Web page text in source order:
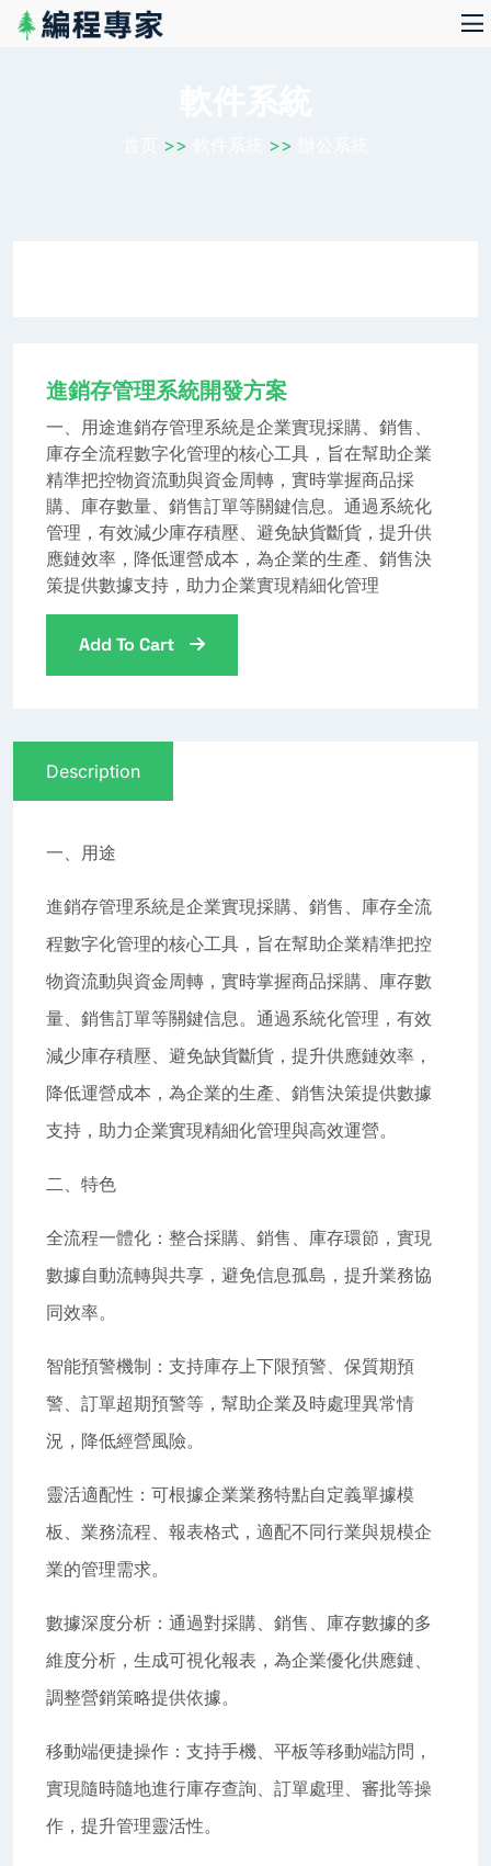
>> >>
進銷存管理系統開發方案
一、用途進銷存管理系統是企業實現採購、銷售、
庫存全流程數字化管理的核心工具，旨在幫助企業
精準把控物資流動與資金周轉，實時掌握商品採
購、庫存數量、銷售訂單等關鍵信息。通過系統化
管理，有效減少庫存積壓、避免缺貨斷貨，提升供
應鏈效率，降低運營成本，為企業的生產、銷售決
策提供數據支持，助力企業實現精細化管理
Add To Cart
Description
一、用途
進銷存管理系統是企業實現採購、銷售、庫存全流
程數字化管理的核心工具，旨在幫助企業精準把控
物資流動與資金周轉，實時掌握商品採購、庫存數
量、銷售訂單等關鍵信息。通過系統化管理，有效
減少庫存積壓、避免缺貨斷貨，提升供應鏈效率，
降低運營成本，為企業的生產、銷售決策提供數據
支持，助力企業實現精細化管理與高效運營。
二、特色
全流程一體化：整合採購、銷售、庫存環節，實現
數據自動流轉與共享，避免信息孤島，提升業務協
同效率。
智能預警機制：支持庫存上下限預警、保質期預
警、訂單超期預警等，幫助企業及時處理異常情
況，降低經營風險。
靈活適配性：可根據企業業務特點自定義單據模
板、業務流程、報表格式，適配不同行業與規模企
業的管理需求。
數據深度分析：通過對採購、銷售、庫存數據的多
維度分析，生成可視化報表，為企業優化供應鏈、
調整營銷策略提供依據。
移動端便捷操作：支持手機、平板等移動端訪問，
實現隨時隨地進行庫存查詢、訂單處理、審批等操
作，提升管理靈活性。